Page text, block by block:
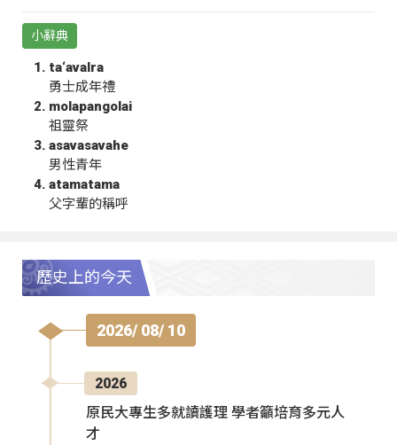
小辭典
ta‘avalra
勇士成年禮
molapangolai
祖靈祭
asavasavahe
男性青年
atamatama
父字輩的稱呼
歷史上的今天
2026/ 08/ 10
2026
原民大專生多就讀護理 學者籲培育多元人
才